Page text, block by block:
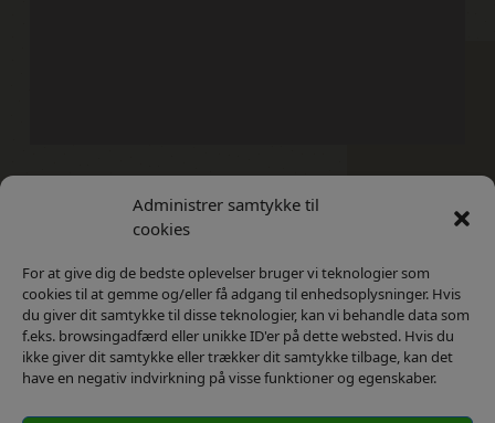
Administrer samtykke til
cookies
For at give dig de bedste oplevelser bruger vi teknologier som
cookies til at gemme og/eller få adgang til enhedsoplysninger. Hvis
du giver dit samtykke til disse teknologier, kan vi behandle data som
f.eks. browsingadfærd eller unikke ID'er på dette websted. Hvis du
ikke giver dit samtykke eller trækker dit samtykke tilbage, kan det
have en negativ indvirkning på visse funktioner og egenskaber.
Kontakt